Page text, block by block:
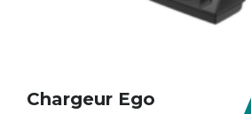
Chargeur Ego